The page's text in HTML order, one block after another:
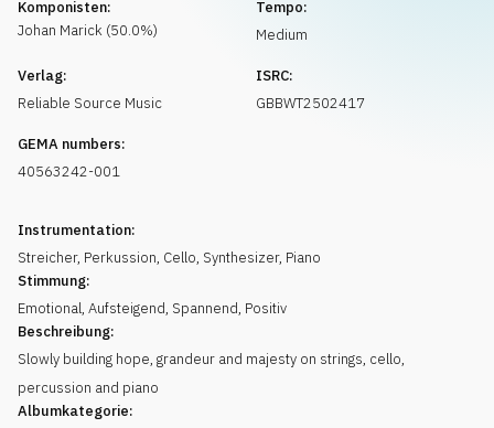
Komponisten:
Johan Marick (50.0%)
Tempo:
Medium
Verlag:
Reliable Source Music
ISRC:
GBBWT2502417
GEMA numbers:
40563242-001
Instrumentation:
Streicher, Perkussion, Cello, Synthesizer, Piano
Stimmung:
Emotional, Aufsteigend, Spannend, Positiv
Beschreibung:
Slowly building hope, grandeur and majesty on strings, cello,
percussion and piano
Albumkategorie: